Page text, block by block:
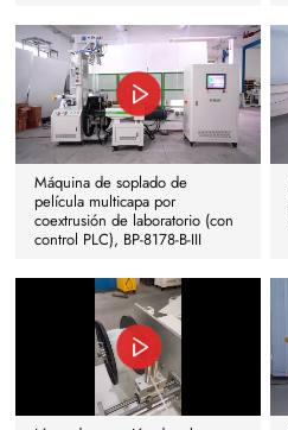
Máquina de soplado de
película multicapa por
coextrusión de laboratorio (con
control PLC), BP-8178-B-III